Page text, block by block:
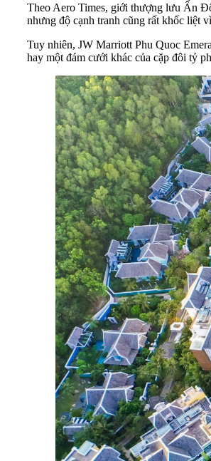
Theo Aero Times, giới thượng lưu Ấn
nhưng độ cạnh tranh cũng rất khốc liệt
Tuy nhiên, JW Marriott Phu Quoc
hay một đám cưới khác của cặp đôi tỷ